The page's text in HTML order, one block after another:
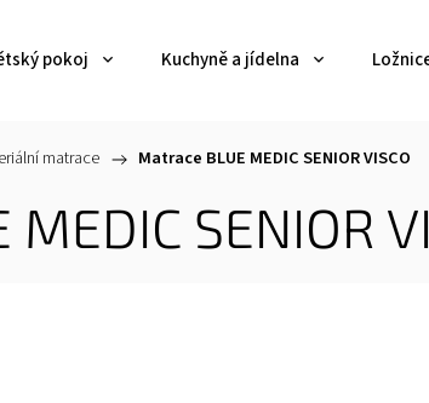
pokoj Kuchyně a jídelna
matrace / Matrace BLUE MEDIC SENIOR VISCO
SENIOR